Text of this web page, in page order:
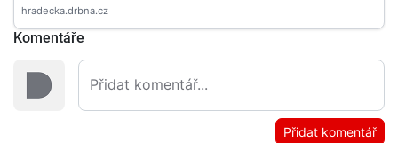
Komentáře
Přidat komentář